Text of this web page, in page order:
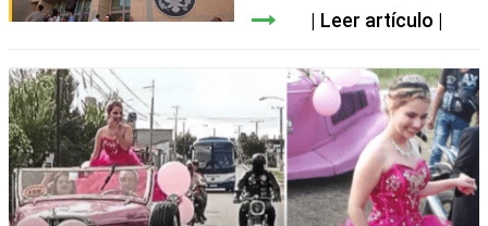
Leer artículo